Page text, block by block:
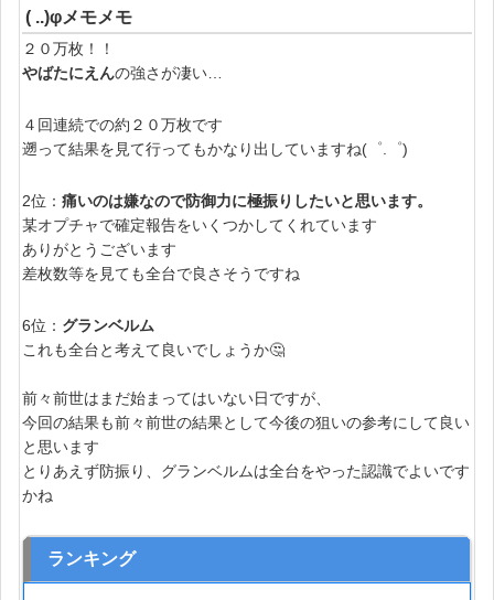
( ..)φメモメモ
２０万枚！！
やばたにえんの強さが凄い…
４回連続での約２０万枚です
遡って結果を見て行ってもかなり出していますね(゜.゜)
2位： 痛いのは嫌なので防御力に極振りしたいと思います。
某オプチャで確定報告をいくつかしてくれています
ありがとうございます
差枚数等を見ても全台で良さそうですね
6位： グランベルム
これも全台と考えて良いでしょうか🤔
前々前世はまだ始まってはいない日ですが、
今回の結果も前々前世の結果として今後の狙いの参考にして良い
と思います
とりあえず防振り、グランベルムは全台をやった認識でよいです
かね
ランキング